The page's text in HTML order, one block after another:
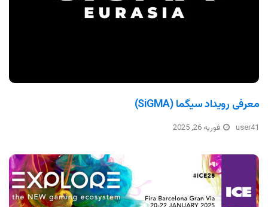
معرفی رویداد سیگما (SiGMA)
user41 فوریه 26, 2025